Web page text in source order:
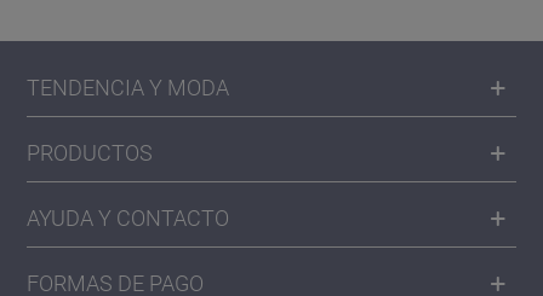
TENDENCIA Y MODA
PRODUCTOS
AYUDA Y CONTACTO
FORMAS DE PAGO